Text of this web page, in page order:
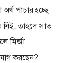
পাচার হচ্ছে
নিই, তাহলে সাত
মির্জা
করছেন?